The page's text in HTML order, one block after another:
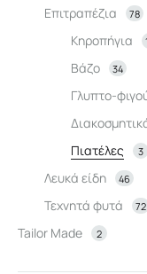
Επιτραπέζια 78
Κηροπήγια
Βάζο 34
Γλυπτο-
Πιατέλες 3
Λευκά είδη 46
Τεχνητά φυτά 72
Tailor Made 2